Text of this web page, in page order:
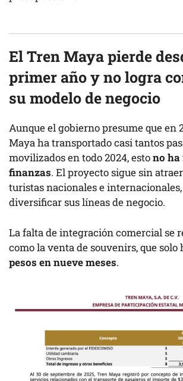
El Tren Maya pierde
primer año y no logra
su modelo de negocio
Aunque el gobierno presume que en
Maya ha transportado casi tantos
movilizados en todo 2024, estono ha
finanzas. El proyecto sigue sin
turistas nacionales e
diversificar sus líneas de negocio.
La falta de integración comercial se
como la venta de souvenirs, que solo
pesos en nueve meses.